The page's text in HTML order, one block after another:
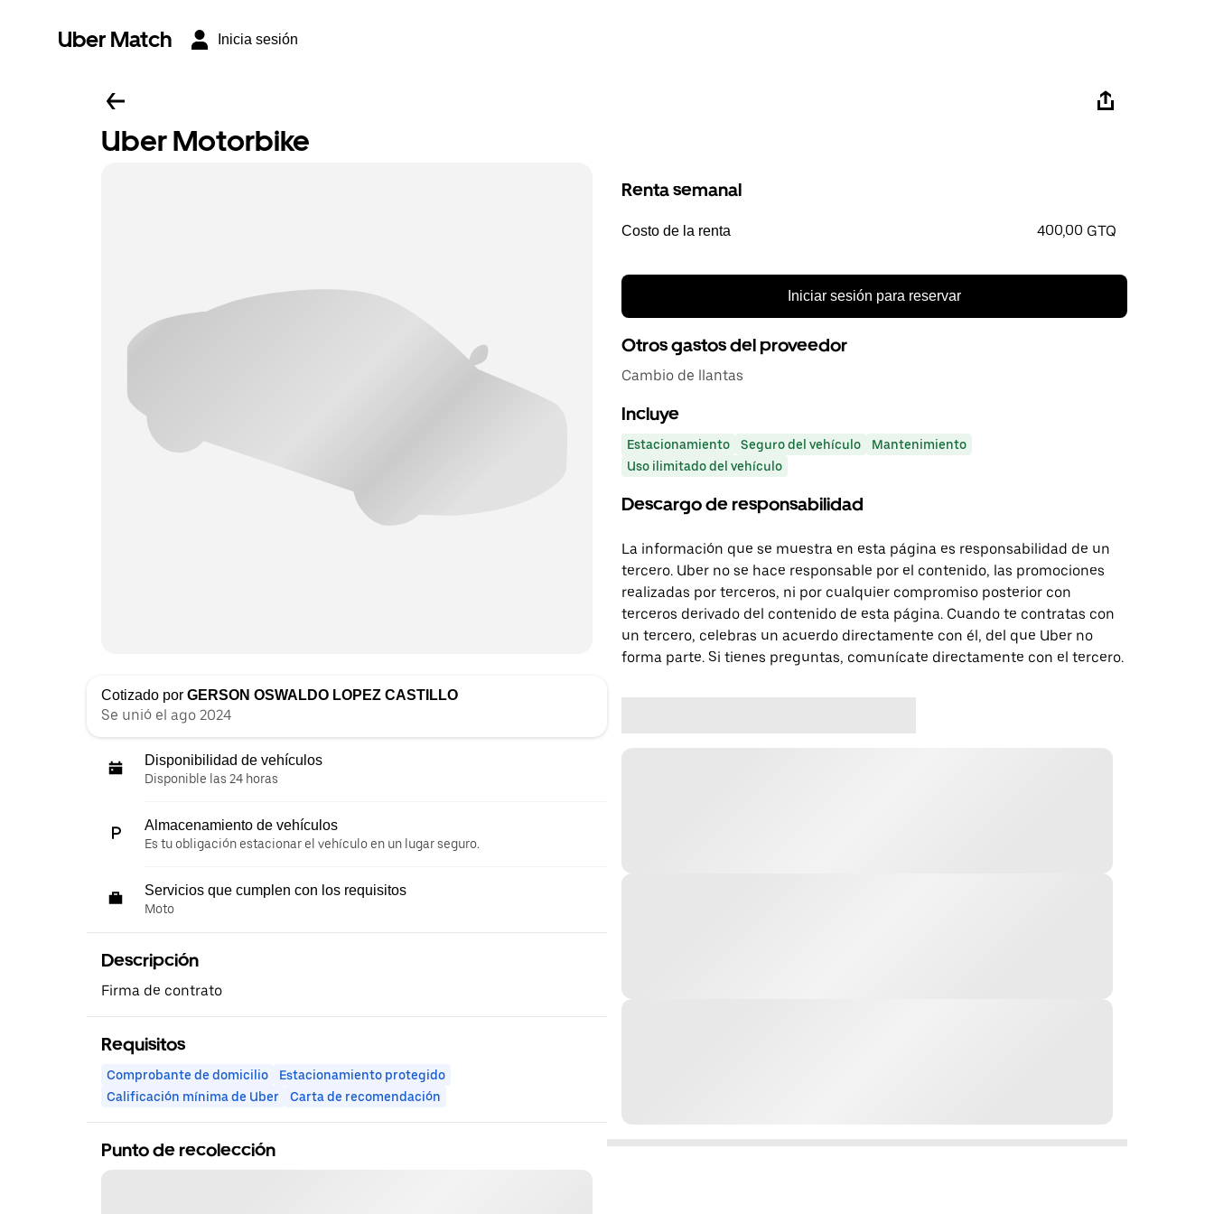
Uber Match Inicia sesión
Uber Motorbike
Cotizado por GERSON OSWALDO LOPEZ CASTILLO
Se unió el ago 2024
Disponibilidad de vehículos
Disponible las 24 horas
Almacenamiento de vehículos
Es tu obligación estacionar el vehículo en un lugar seguro.
Servicios que cumplen con los requisitos
Moto
Descripción
Firma de contrato
Requisitos
Comprobante de domicilio
Estacionamiento protegido
Calificación mínima de Uber
Carta de recomendación
Punto de recolección
Renta semanal
Costo de la renta 400,00 GTQ
Iniciar sesión para reservar
Otros gastos del proveedor
Cambio de llantas
Incluye
Estacionamiento Seguro del vehículo
Mantenimiento
Uso ilimitado del vehículo
Descargo de responsabilidad
La información que se muestra en esta página es responsabilidad de un
tercero. Uber no se hace responsable por el contenido, las promociones
realizadas por terceros, ni por cualquier compromiso posterior con
terceros derivado del contenido de esta página. Cuando te contratas con
un tercero, celebras un acuerdo directamente con él, del que Uber no
forma parte. Si tienes preguntas, comunícate directamente con el tercero.